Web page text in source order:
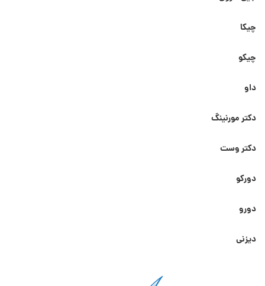
چیکا
چیکو
داو
دکتر مورنینگ
دکتر وست
دورکو
دورو
دیزنی